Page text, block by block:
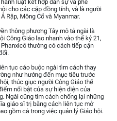
luật kết hợp dân sự và phê
cho các cặp đồng tính, và là người
Rập, Mông Cổ và Myanmar.
thông phương Tây mô tả ngài là
Công Giáo lao nhanh vào thế kỷ 21,
thường có cách tiếp cận
tục cáo buộc ngài tìm cách thay
như hướng đến mục tiêu trước
thúc giục người Công Giáo thể
nổi bật của sự hiện diện của
Ngài cũng tìm cách chống lại những
giáo sĩ trị bằng cách liên tục mở
gồm cả trong việc quản lý Giáo hội.